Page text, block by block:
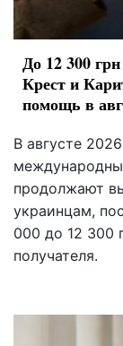
До 12 300
Крест и
помощь в
В августе
продолжают
украинцам,
000 до 12 300
получателя.